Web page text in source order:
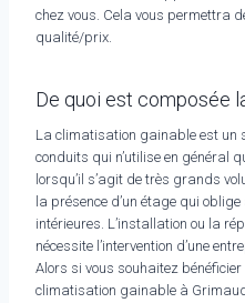
chez vous. Cela vous permettra
qualité/prix.
De quoi est composée
La climatisation gainable est un
conduits qui n’utilise en général
lorsqu’il s’agit de très grands
la présence d’un étage qui
intérieures. L’installation ou la
nécessite l’intervention d’une
Alors si vous souhaitez
climatisation gainable à